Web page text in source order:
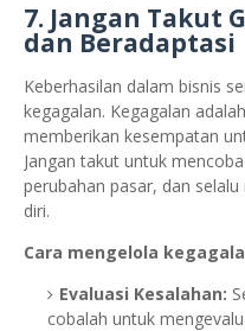
7. Jangan Takut
dan Beradaptasi
Keberhasilan dalam bisnis
kegagalan. Kegagalan
memberikan kesempatan
Jangan takut untuk
perubahan pasar, dan
diri.
Cara mengelola
Evaluasi Kesalahan:
cobalah untuk